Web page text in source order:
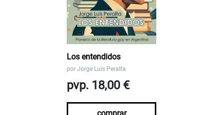
Los entendidos
por Jorge Luis Peralta
pvp. 18,00 €